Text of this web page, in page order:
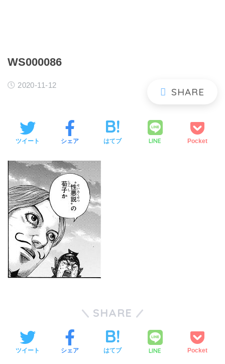
WS000086
2020-11-12
ツイート シェア はてブ LINE Pocket
SHARE
ツイート シェア はてブ LINE Pocket